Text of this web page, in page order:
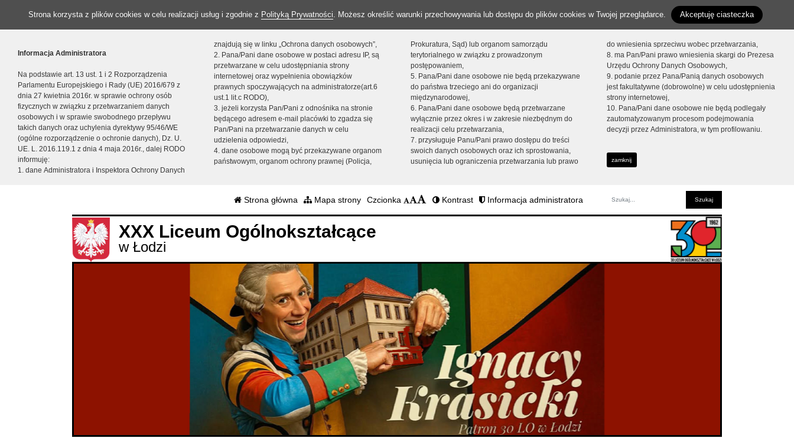
Strona korzysta z plików cookies w celu realizacji usług i zgodnie z Polityką Prywatności. Możesz określić warunki przechowywania lub dostępu do plików cookies w Twojej przeglądarce. Akceptuję ciasteczka
Informacja Administratora
Na podstawie art. 13 ust. 1 i 2 Rozporządzenia
Parlamentu Europejskiego i Rady (UE) 2016/679 z
dnia 27 kwietnia 2016r. w sprawie ochrony osób
fizycznych w związku z przetwarzaniem danych
osobowych i w sprawie swobodnego przepływu
takich danych oraz uchylenia dyrektywy 95/46/WE
(ogólne rozporządzenie o ochronie danych), Dz. U.
UE. L. 2016.119.1 z dnia 4 maja 2016r., dalej RODO
informuję:
1. dane Administratora i Inspektora Ochrony Danych
znajdują się w linku „Ochrona danych osobowych”,
2. Pana/Pani dane osobowe w postaci adresu IP, są
przetwarzane w celu udostępniania strony
internetowej oraz wypełnienia obowiązków
prawnych spoczywających na administratorze(art.6
ust.1 lit.c RODO),
3. jeżeli korzysta Pan/Pani z odnośnika na stronie
będącego adresem e-mail placówki to zgadza się
Pan/Pani na przetwarzanie danych w celu
udzielenia odpowiedzi,
4. dane osobowe mogą być przekazywane organom
państwowym, organom ochrony prawnej (Policja,
Prokuratura, Sąd) lub organom samorządu
terytorialnego w związku z prowadzonym
postępowaniem,
5. Pana/Pani dane osobowe nie będą przekazywane
do państwa trzeciego ani do organizacji
międzynarodowej,
6. Pana/Pani dane osobowe będą przetwarzane
wyłącznie przez okres i w zakresie niezbędnym do
realizacji celu przetwarzania,
7. przysługuje Panu/Pani prawo dostępu do treści
swoich danych osobowych oraz ich sprostowania,
usunięcia lub ograniczenia przetwarzania lub prawo
do wniesienia sprzeciwu wobec przetwarzania,
8. ma Pan/Pani prawo wniesienia skargi do Prezesa
Urzędu Ochrony Danych Osobowych,
9. podanie przez Pana/Panią danych osobowych
jest fakultatywne (dobrowolne) w celu udostępnienia
strony internetowej,
10. Pana/Pani dane osobowe nie będą podlegały
zautomatyzowanym procesom podejmowania
decyzji przez Administratora, w tym profilowaniu.
zamknij
Strona główna Mapa strony Czcionka Kontrast Informacja administratora
XXX Liceum Ogólnokształcące
w Łodzi